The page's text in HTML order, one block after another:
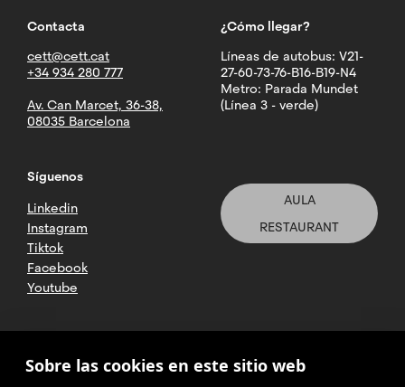
Contacta
cett@cett.cat
+34 934 280 777
Av. Can Marcet, 36-38,
08035 Barcelona
¿Cómo llegar?
Líneas de autobus: V21-
27-60-73-76-B16-B19-N4
Metro: Parada Mundet
(Línea 3 - verde)
Síguenos
Linkedin
Instagram
Tiktok
Facebook
Youtube
AULA
RESTAURANT
2025 CETT. Todos los derechos
reservados
Sobre las cookies en este sitio web